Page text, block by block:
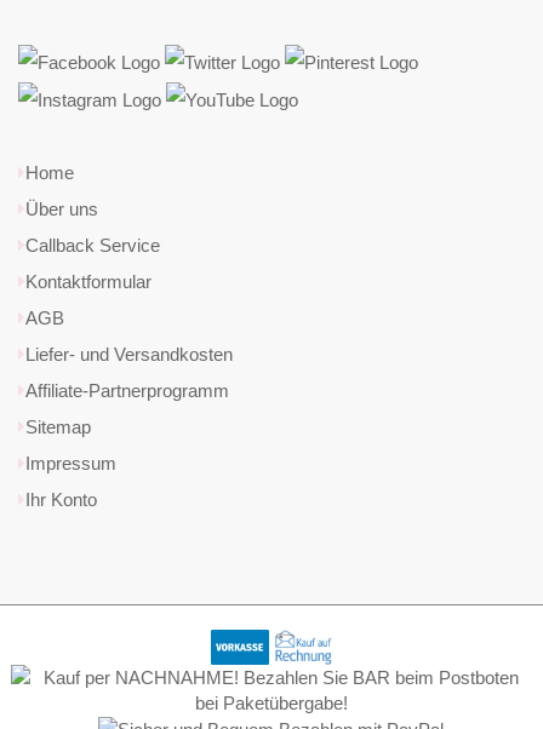
Home
Über uns
Callback Service
Kontaktformular
AGB
Liefer- und Versandkosten
Affiliate-Partnerprogramm
Sitemap
Impressum
Ihr Konto